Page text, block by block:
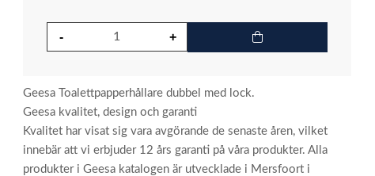
Geesa Toalettpapperhållare dubbel med lock.
Geesa kvalitet, design och garanti
Kvalitet har visat sig vara avgörande de senaste åren, vilket
innebär att vi erbjuder 12 års garanti på våra produkter. Alla
produkter i Geesa katalogen är utvecklade i Mersfoort i